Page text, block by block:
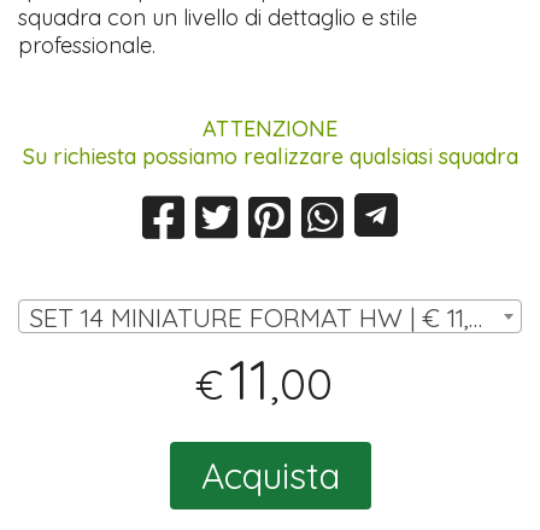
squadra con un livello di dettaglio e stile
professionale.
ATTENZIONE
Su richiesta possiamo realizzare qualsiasi squadra
SET 14 MINIATURE FORMAT HW | € 11,00
€11,00
Acquista